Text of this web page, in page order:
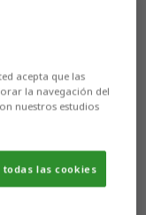
acepta que las
la navegación del
nuestros estudios
todas las cookies